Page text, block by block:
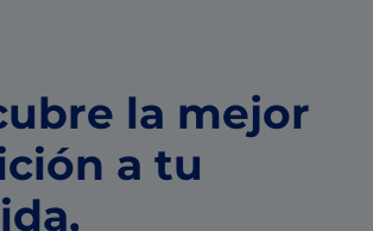
la mejor
a tu